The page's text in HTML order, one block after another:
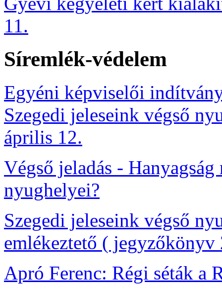
11.
Síremlék-védelem
Egyéni képviselői
Szegedi jeleseink végső
április 12.
Végső jeladás -
nyughelyei?
Szegedi jeleseink végső
emlékeztető ( jegyzőkönyv
Apró Ferenc: Régi séták a